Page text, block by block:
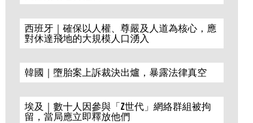
西班牙｜確保以人權、尊嚴及人道為核心，應
對休達飛地的大規模人口湧入
韓國｜墮胎案上訴裁決出爐，暴露法律真空
埃及｜數十人因參與「Z世代」網絡群組被拘
留，當局應立即釋放他們